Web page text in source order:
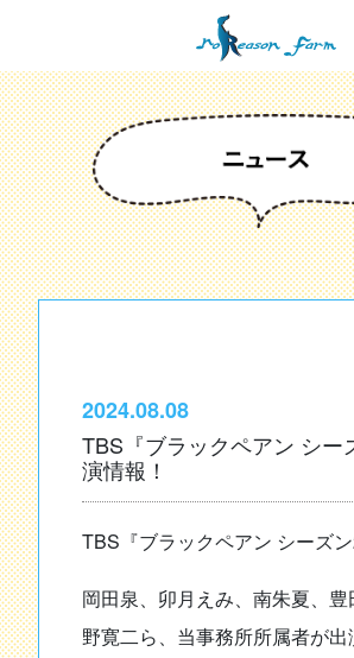
2024.08.08
TBS『ブラックペアン シー
演情報！
TBS『ブラックペアン シーズン
岡田泉、卯月えみ、南朱夏、豊
野寛二ら、当事務所所属者が出